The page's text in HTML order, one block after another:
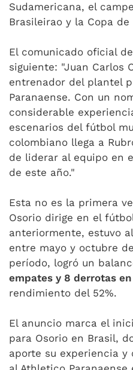
Sudamericana, el
Brasileirao y la Copa de
El comunicado oficial
siguiente: "Juan Carlos
entrenador del plantel
Paranaense. Con un
considerable
escenarios del fútbol
colombiano llega a
de liderar al equipo en
de este año."
Esta no es la primera
Osorio dirige en el
anteriormente, estuvo
entre mayo y octubre
período, logró un
empates y 8 derrotas
rendimiento del 52%.
El anuncio marca el
para Osorio en Brasil,
aporte su experiencia